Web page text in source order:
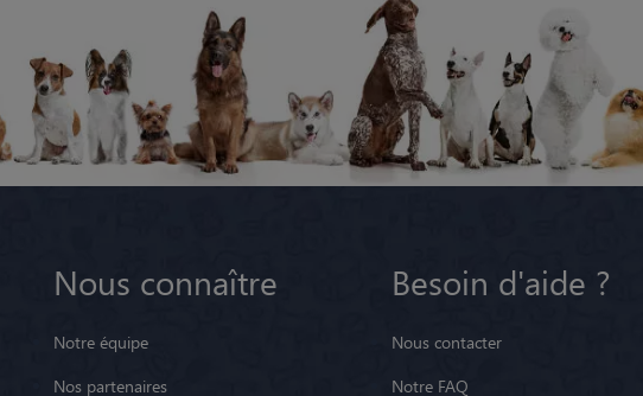
Nous connaître
Notre équipe
Nos partenaires
Besoin d'aide ?
Nous contacter
Notre FAQ